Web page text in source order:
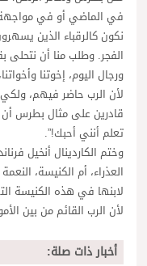
في الماضي أو في مواجهة
نكون كالرقباء الذين
الفجر. وطلب منا أن
ورجال اليوم، إخوتنا
لأن الرب حاضر فيهم، ولكي
قادرين على مثال بطرس
تعلم أنني أحبك!”.
وختم الكاردينال أنخيل
العذراء، أم الكنيسة،
لابنها في هذه الكنيسة
لأن الرب القائم من بين
أخبار ذات صلة: